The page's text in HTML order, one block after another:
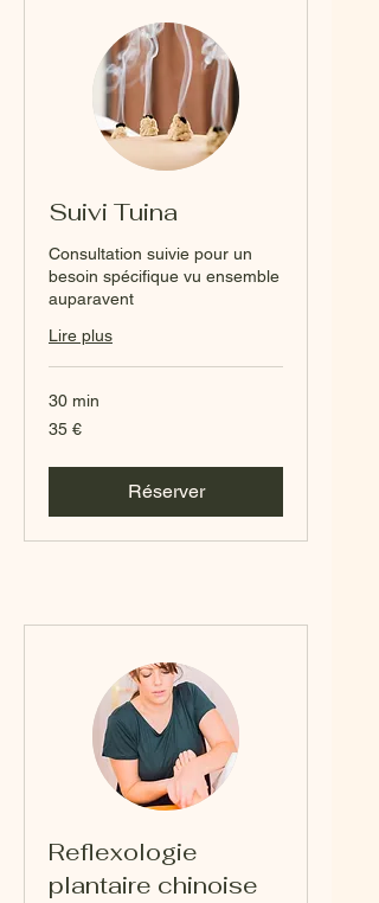
Suivi Tuina
Consultation suivie pour un
besoin spécifique vu ensemble
auparavent
Lire plus
30 min
35
euros
35 €
Réserver
Reflexologie
plantaire chinoise